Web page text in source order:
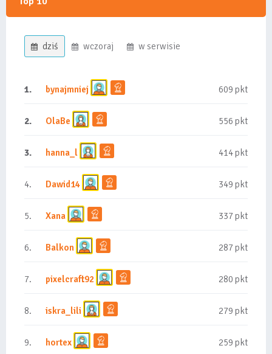
dziś wczoraj w serwisie
1. bynajmniej 609 pkt
2. OlaBe 556 pkt
3. hanna_l 414 pkt
4. Dawid14 349 pkt
5. Xana 337 pkt
6. Balkon 287 pkt
7. pixelcraft92 280 pkt
8. iskra_lili 279 pkt
9. hortex 259 pkt